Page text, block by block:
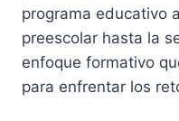
programa educativo
preescolar hasta la
enfoque formativo
para enfrentar los